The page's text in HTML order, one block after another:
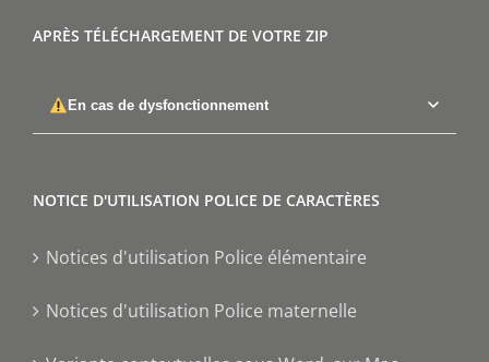
APRÈS TÉLÉCHARGEMENT DE VOTRE ZIP
En cas de dysfonctionnement
NOTICE D'UTILISATION POLICE DE CARACTÈRES
Notices d'utilisation Police élémentaire
Notices d'utilisation Police maternelle